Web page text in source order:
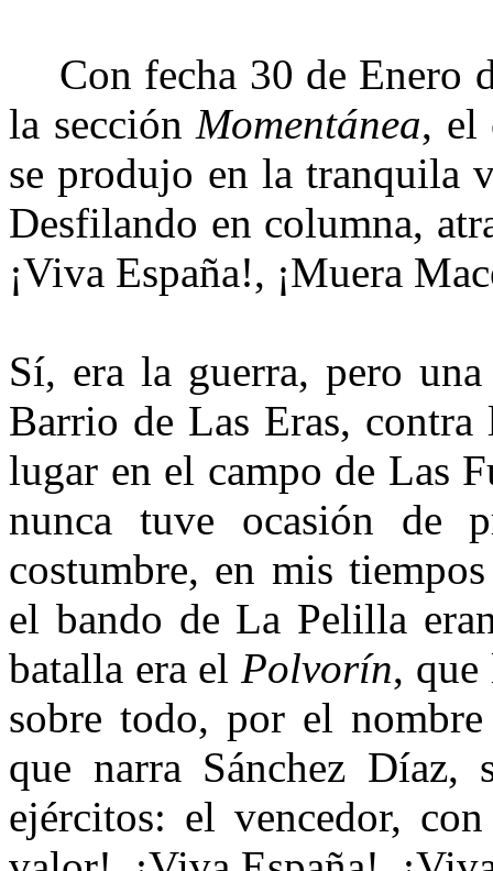
Con fecha 30 de Enero
la sección Momentánea, el
se produjo en la tranquila
Desfilando en columna,
¡Viva España!, ¡Muera
Sí, era la guerra, pero
Barrio de Las Eras,
lugar en el campo de Las
nunca tuve ocasión de
costumbre, en mis
el bando de La Pelilla
batalla era el Polvorín, que
sobre todo, por el
que narra Sánchez Díaz,
ejércitos: el vencedor,